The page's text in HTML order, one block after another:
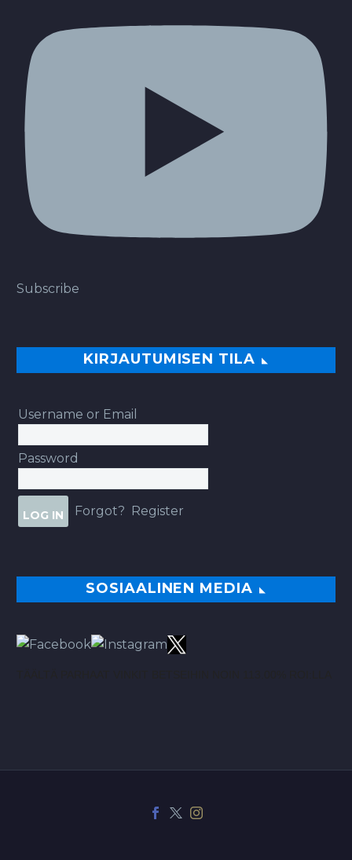
Subscribe
KIRJAUTUMISEN TILA
Username or Email
Password
Forgot? Register
SOSIAALINEN MEDIA